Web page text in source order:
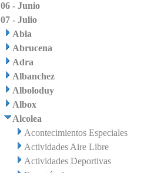
06 - Junio
07 - Julio
Abla
Abrucena
Adra
Albanchez
Alboloduy
Albox
Alcolea
Acontecimientos Especiales
Actividades Aire Libre
Actividades Deportivas